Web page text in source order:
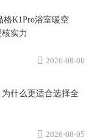
格K1Pro浴室暖空
实力
2026-08-06
什么更适合选择全
2026-08-05